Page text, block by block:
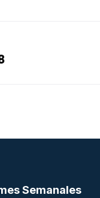
Semanales